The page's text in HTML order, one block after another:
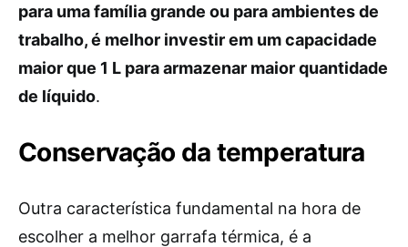
para uma família grande ou para ambientes de
trabalho, é melhor investir em um capacidade
maior que 1 L para armazenar maior quantidade
de líquido.
Conservação da temperatura
Outra característica fundamental na hora de
escolher a melhor garrafa térmica, é a